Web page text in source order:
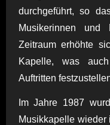
durchgeführt, so
Musikerinnen und
Zeitraum erhöhte
Kapelle, was
Auftritten
Im Jahre 1987
Musikkapelle wieder